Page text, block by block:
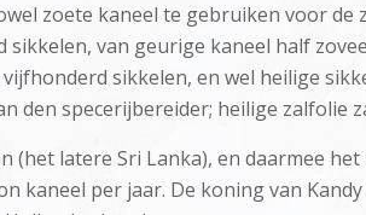
zoete kaneel te gebruiken voor de
sikkelen, van geurige kaneel half
sikkelen, en wel heilige
den specerijbereider; heilige zalfolie
(het latere Sri Lanka), en daarmee
kaneel per jaar. De koning van